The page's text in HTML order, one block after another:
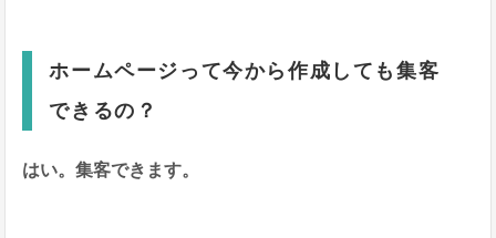
ホームページって今から作成しても集客
できるの？
はい。集客できます。